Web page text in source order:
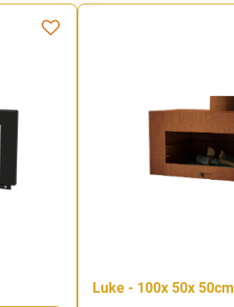
Luke - 100x 50x 50cm